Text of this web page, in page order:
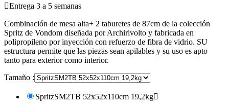
Entrega 3 a 5 semanas
Combinación de mesa alta+ 2 taburetes de 87cm de la colección
Spritz de Vondom diseñada por Archirivolto y fabricada en
polipropileno por inyección con refuerzo de fibra de vidrio. SU
estructura permite que las piezas sean apilables y su uso es apto
tanto para exterior como interior.
Tamaño :
SpritzSM2TB 52x52x110cm 19,2kg